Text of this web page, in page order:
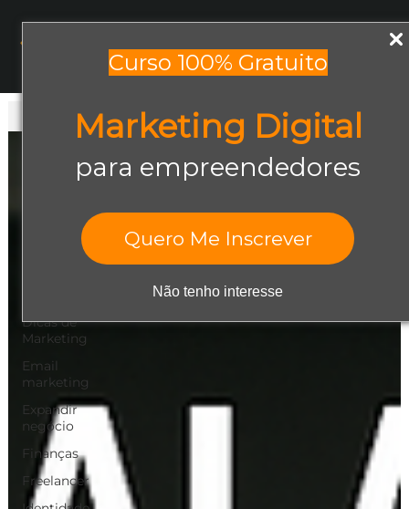
Curso 100% Gratuito
Marketing Digital
para empreendedores
Quero Me Inscrever
Não tenho interesse
Abrir negócio
Design Gráfico
Dicas de
Marketing
Email
marketing
Expandir
negócio
Finanças
Freelancer
Todos os posts